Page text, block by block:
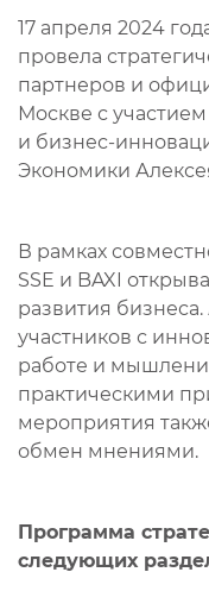
17 апреля 2024
провела
партнеров и
Москве с
и бизнес-
Экономики
В рамках
SSE и BAXI
развития
участников с
работе и
практическими
мероприятия
обмен мнениями.
Программа
следующих